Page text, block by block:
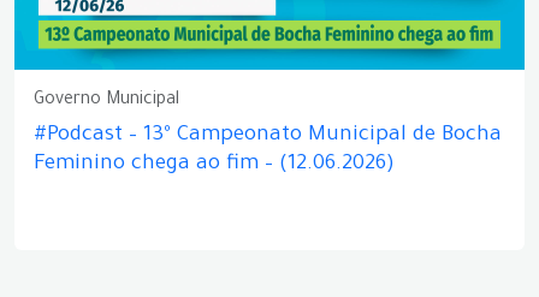
Governo Municipal
#Podcast – 13º Campeonato Municipal de Bocha
Feminino chega ao fim – (12.06.2026)